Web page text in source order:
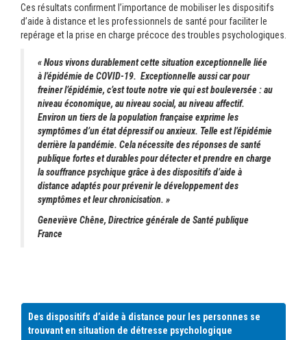
Ces résultats confirment l’importance de mobiliser les dispositifs
d’aide à distance et les professionnels de santé pour faciliter le
repérage et la prise en charge précoce des troubles psychologiques.
« Nous vivons durablement cette situation exceptionnelle liée
à l’épidémie de COVID-19. Exceptionnelle aussi car pour
freiner l’épidémie, c’est toute notre vie qui est bouleversée : au
niveau économique, au niveau social, au niveau affectif.
Environ un tiers de la population française exprime les
symptômes d’un état dépressif ou anxieux. Telle est l’épidémie
derrière la pandémie. Cela nécessite des réponses de santé
publique fortes et durables pour détecter et prendre en charge
la souffrance psychique grâce à des dispositifs d’aide à
distance adaptés pour prévenir le développement des
symptômes et leur chronicisation. »
Geneviève Chêne, Directrice générale de Santé publique
France
Des dispositifs d’aide à distance pour les personnes se
trouvant en situation de détresse psychologique